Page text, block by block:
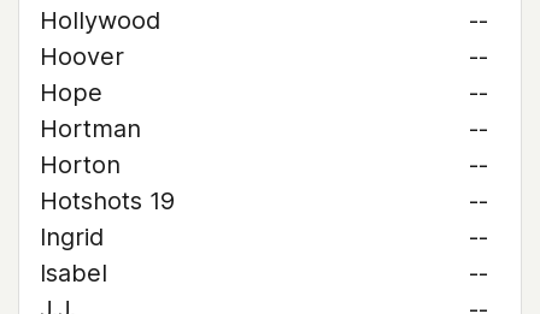
Hollywood
--
Hoover
--
Hope
--
Hortman
--
Horton
--
Hotshots 19
--
Ingrid
--
Isabel
--